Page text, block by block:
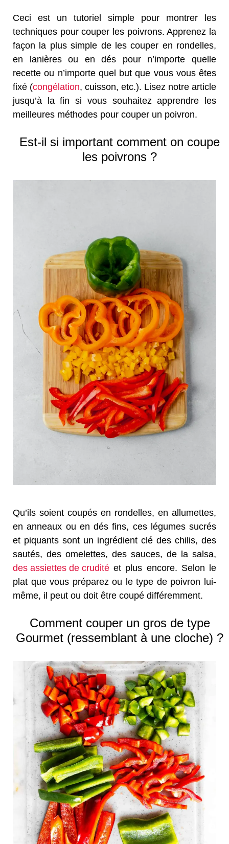
Ceci est un tutoriel simple pour montrer les
techniques pour couper les poivrons. Apprenez la
façon la plus simple de les couper en rondelles,
en lanières ou en dés pour n’importe quelle
recette ou n’importe quel but que vous vous êtes
fixé (congélation, cuisson, etc.). Lisez notre article
jusqu’à la fin si vous souhaitez apprendre les
meilleures méthodes pour couper un poivron.
Est-il si important comment on coupe
les poivrons ?
Qu’ils soient coupés en rondelles, en allumettes,
en anneaux ou en dés fins, ces légumes sucrés
et piquants sont un ingrédient clé des chilis, des
sautés, des omelettes, des sauces, de la salsa,
des assiettes de crudité et plus encore. Selon le
plat que vous préparez ou le type de poivron lui-
même, il peut ou doit être coupé différemment.
Comment couper un gros de type
Gourmet (ressemblant à une cloche) ?